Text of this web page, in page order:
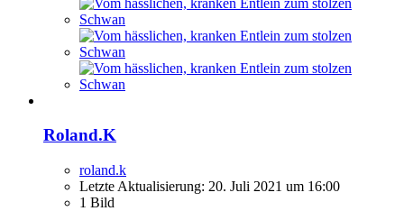
Roland.K
roland.k
Letzte Aktualisierung: 20. Juli 2021 um 16:00
1 Bild